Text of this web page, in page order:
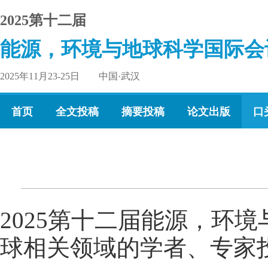
2025第十二届
能源，环境与地球科学国际
2025年11月23-25日 中国·武汉
首页 全文投稿 摘要投稿 论文出版 口
2025第十二届能源，环
球相关领域的学者、专家